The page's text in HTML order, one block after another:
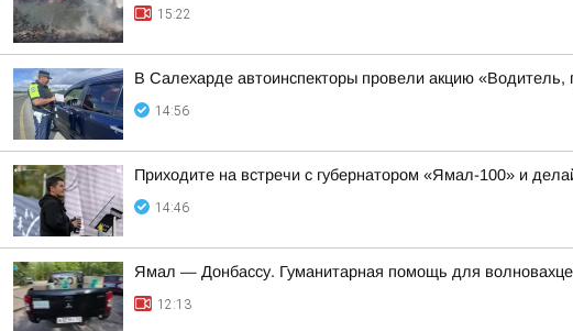
15:22
В Салехарде автоинспекторы провели акцию «Водитель,
14:56
Приходите на встречи с губернатором «Ямал-100» и
14:46
Ямал — Донбассу. Гуманитарная помощь для
12:13